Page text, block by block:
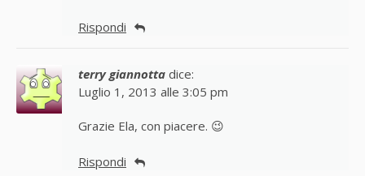
Rispondi
terry giannotta dice:
Luglio 1, 2013 alle 3:05 pm
Grazie Ela, con piacere. 😉
Rispondi